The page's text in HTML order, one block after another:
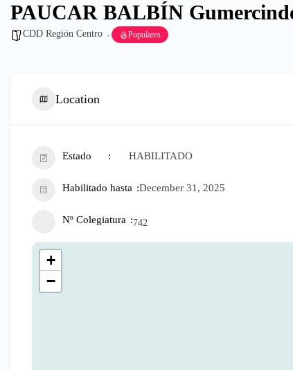
PAUCAR BALBÍN
CDD Región Centro Populares
Location
Estado HABILITADO
Habilitado hasta December 31, 2025
Nº Colegiatura 742
+
−